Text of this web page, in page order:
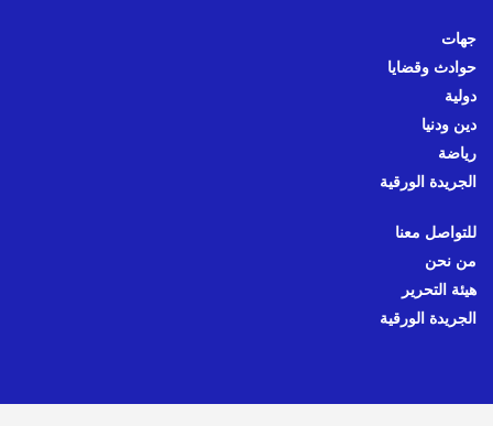
جهات
حوادث وقضايا
دولية
دين ودنيا
رياضة
الجريدة الورقية
للتواصل معنا
من نحن
هيئة التحرير
الجريدة الورقية